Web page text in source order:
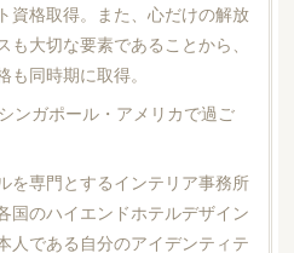
資格取得。また、心だけの解放
大切な要素であることから、
同時期に取得。
ンガポール・アメリカで過ご
を専門とするインテリア事務所
国のハイエンドホテルデザイン
人である自分のアイデンティテ